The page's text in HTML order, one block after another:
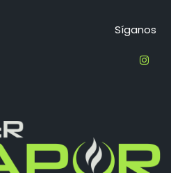
Síganos